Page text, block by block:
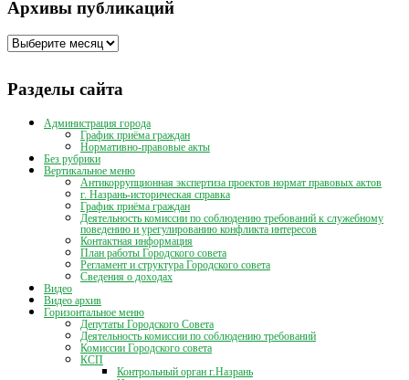
Архивы публикаций
Архивы
Разделы сайта
Администрация города
График приёма граждан
Нормативно-правовые акты
Без рубрики
Вертикальное меню
Антикоррупционная экспертиза проектов нормат правовых актов
г. Назрань-историческая справка
График приёма граждан
Деятельность комиссии по соблюдению требований к служебному
поведению и урегулированию конфликта интересов
Контактная информация
План работы Городского совета
Регламент и структура Городского совета
Сведения о доходах
Видео
Видео архив
Горизонтальное меню
Депутаты Городского Совета
Деятельность комиссии по соблюдению требований
Комиссии Городского совета
КСП
Контрольный орган г.Назрань